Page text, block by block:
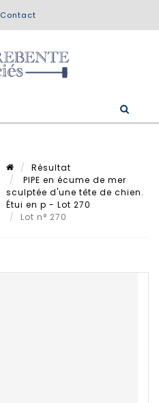
Contact
Résultat
PIPE en écume de mer
sculptée d'une tête de chien.
Étui en p - Lot 270
Lot n° 270